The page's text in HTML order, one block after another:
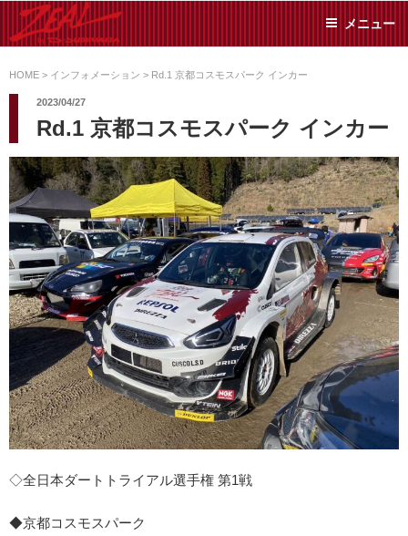
ン
ツ
ス
キ
ッ
プ
SUMIYAMA
た日常メンテから各種チ
ューニングまで、車に関
リーでお任せください!
メニュー
HOME > インフォメーション > Rd.1 京都コスモスパーク インカー
2023/04/27
Rd.1 京都コスモスパーク インカー
◇全日本ダートトライアル選手権 第1戦
◆京都コスモスパーク